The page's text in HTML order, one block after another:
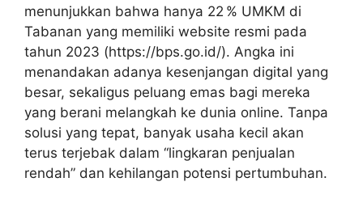
menunjukkan bahwa hanya 22 % UMKM di
Tabanan yang memiliki website resmi pada
tahun 2023 (https://bps.go.id/). Angka ini
menandakan adanya kesenjangan digital yang
besar, sekaligus peluang emas bagi mereka
yang berani melangkah ke dunia online. Tanpa
solusi yang tepat, banyak usaha kecil akan
terus terjebak dalam “lingkaran penjualan
rendah” dan kehilangan potensi pertumbuhan.